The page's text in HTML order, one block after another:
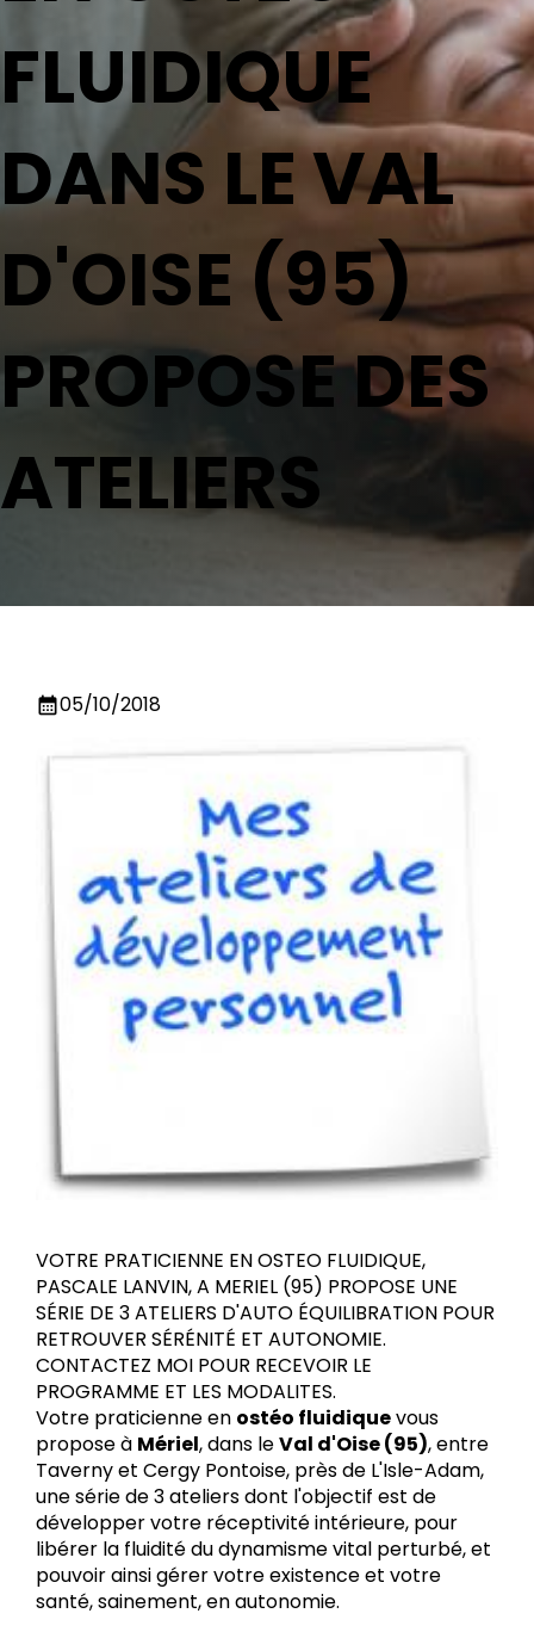
FLUIDIQUE
DANS LE VAL
D'OISE (95)
PROPOSE DES
ATELIERS
calendar_month05/10/2018
VOTRE PRATICIENNE EN OSTEO FLUIDIQUE,
PASCALE LANVIN, A MERIEL (95) PROPOSE UNE
SÉRIE DE 3 ATELIERS D'AUTO ÉQUILIBRATION POUR
RETROUVER SÉRÉNITÉ ET AUTONOMIE.
CONTACTEZ MOI POUR RECEVOIR LE
PROGRAMME ET LES MODALITES.
Votre praticienne en ostéo fluidiquevous
propose à Mériel, dans leVal d'Oise (95), entre
Taverny et Cergy Pontoise, près de L'Isle-Adam,
une série de 3 ateliers dont l'objectif est de
développer votre réceptivité intérieure, pour
libérer la fluidité du dynamisme vital perturbé, et
pouvoir ainsi gérer votre existence et votre
santé, sainement, en autonomie.